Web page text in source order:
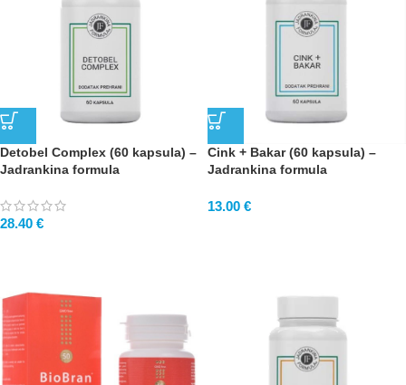
Detobel Complex (60 kapsula) –
Jadrankina formula
28.40 €
Cink + Bakar (60 kapsula) –
Jadrankina formula
13.00 €